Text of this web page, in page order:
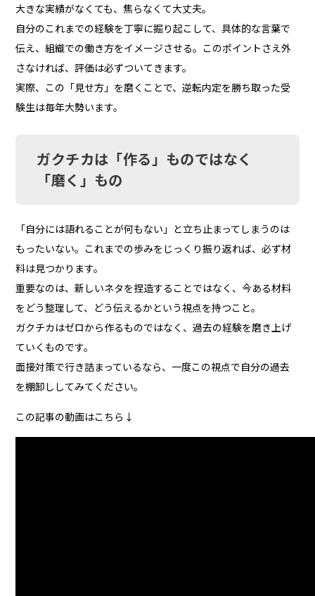
大きな実績がなくても、焦らなくて大丈夫。
自分のこれまでの経験を丁寧に掘り起こして、具体的な言葉で
伝え、組織での働き方をイメージさせる。このポイントさえ外
さなければ、評価は必ずついてきます。
実際、この「見せ方」を磨くことで、逆転内定を勝ち取った受
験生は毎年大勢います。
ガクチカは「作る」ものではなく
「磨く」もの
「自分には語れることが何もない」と立ち止まってしまうのは
もったいない。これまでの歩みをじっくり振り返れば、必ず材
料は見つかります。
重要なのは、新しいネタを捏造することではなく、今ある材料
をどう整理して、どう伝えるかという視点を持つこと。
ガクチカはゼロから作るものではなく、過去の経験を磨き上げ
ていくものです。
面接対策で行き詰まっているなら、一度この視点で自分の過去
を棚卸ししてみてください。
この記事の動画はこちら↓